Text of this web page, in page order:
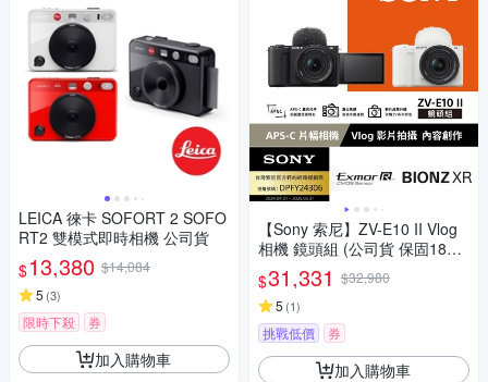
LEICA 徠卡 SOFORT 2 SOFO
RT2 雙模式即時相機 公司貨
$13,380 $14,084
5 (3)
限時下殺 券
加入購物車
【Sony 索尼】ZV-E10 II Vlog
相機 鏡頭組 (公司貨 保固18+6
個月)
$31,331 $32,980
5 (1)
挑戰低價 券
加入購物車